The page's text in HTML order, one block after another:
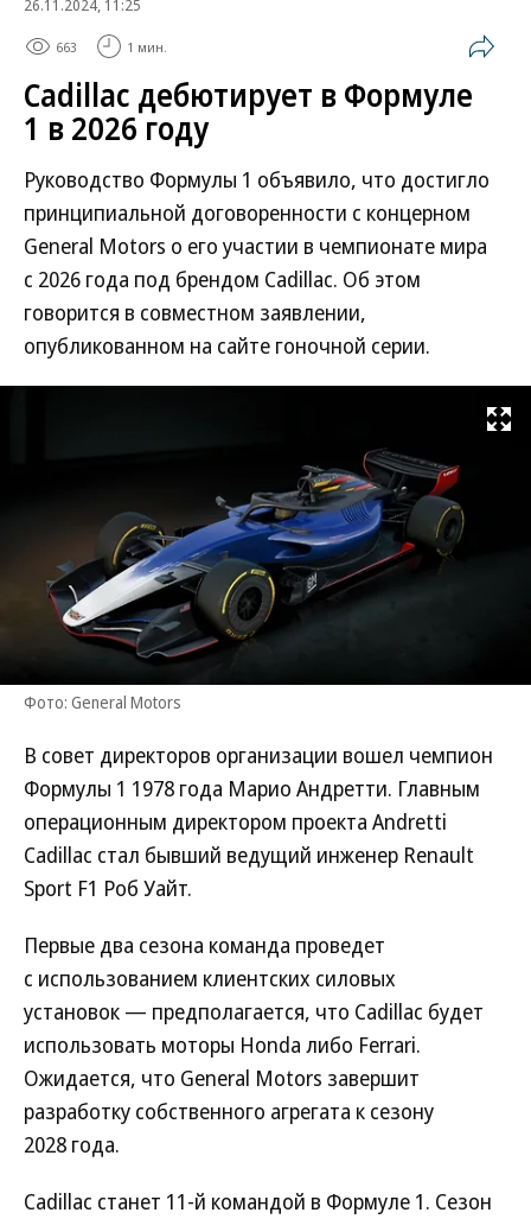
26.11.2024, 11:25
663 1 мин.
Cadillac дебютирует в Формуле
1 в 2026 году
Руководство Формулы 1 объявило, что достигло
принципиальной договоренности с концерном
General Motors о его участии в чемпионате мира
с 2026 года под брендом Cadillac. Об этом
говорится в совместном заявлении,
опубликованном на сайте гоночной серии.
Развернуть
Фото: General Motors
В совет директоров организации вошел чемпион
Формулы 1 1978 года Марио Андретти. Главным
операционным директором проекта Andretti
Cadillaс стал бывший ведущий инженер Renault
Sport F1 Роб Уайт.
Первые два сезона команда проведет
с использованием клиентских силовых
установок — предполагается, что Cadillac будет
использовать моторы Honda либо Ferrari.
Ожидается, что General Motors завершит
разработку собственного агрегата к сезону
2028 года.
Cadillac станет 11-й командой в Формуле 1. Сезон